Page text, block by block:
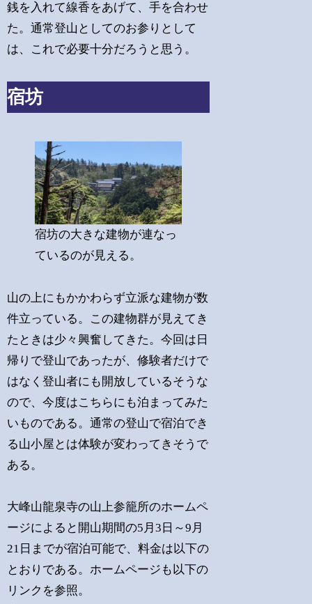
銭を入れて線香をあげて、手を合わせ
た。通常登山としてのお参りとして
は、これで必要十分だろうと思う。
宿坊
宿坊の大きな建物が連なっ
ているのが見える。
山の上にもかかわらず立派な建物が数
件立っている。この建物群が見えてき
たときは少々興奮してきた。今回は日
帰りで登山であったが、修験者だけで
はなく登山者にも開放しているそうな
ので、今度はこちらにも泊まってみた
いものである。通常の登山で宿泊でき
る山小屋とは体験が変わってきそうで
ある。
大峰山龍泉寺の山上参籠所のホームペ
ージによると開山期間の5月3日～9月
21日までが宿泊可能で、料金は以下の
とおりである。ホームページも以下の
リンクを参照。